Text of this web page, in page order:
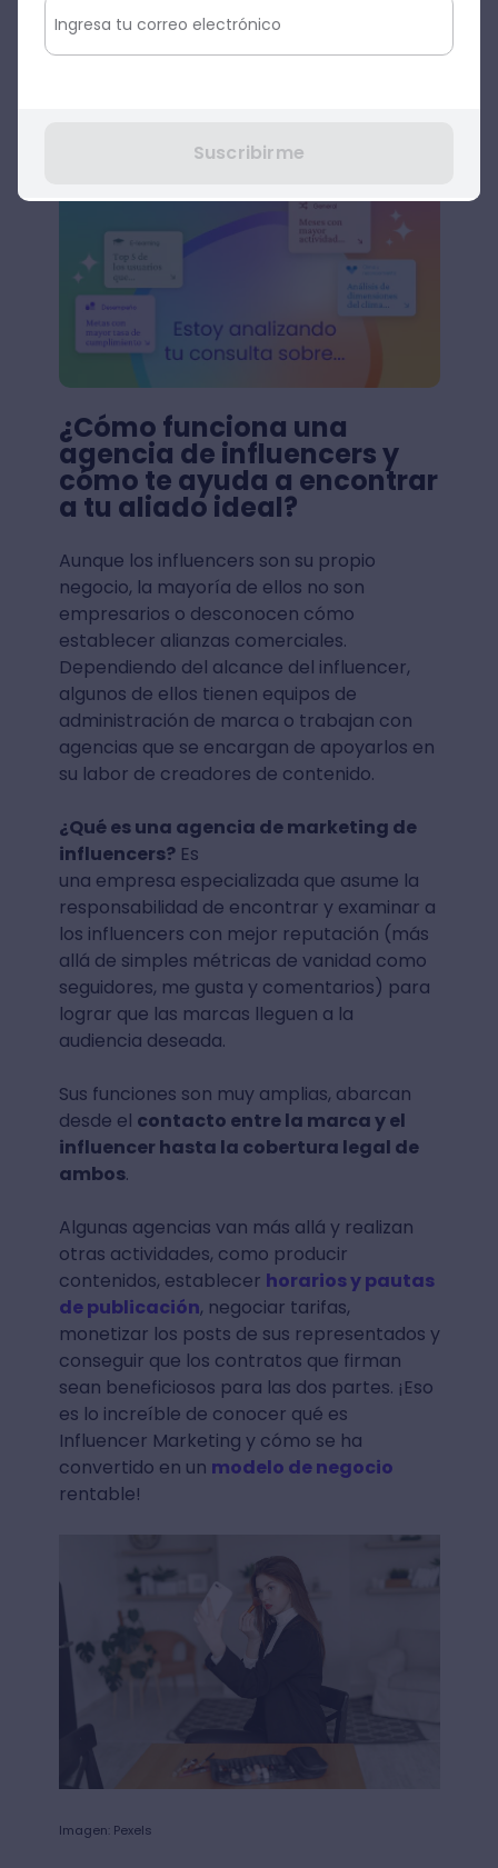
Agenda una demo
¿Cómo funciona una
agencia de influencers y
cómo te ayuda a encontrar
a tu aliado ideal?
Aunque los influencers son su propio
negocio, la mayoría de ellos no son
empresarios o desconocen cómo
establecer alianzas comerciales.
Dependiendo del alcance del influencer,
algunos de ellos tienen equipos de
administración de marca o trabajan con
agencias que se encargan de apoyarlos en
su labor de creadores de contenido.
¿Qué es una agencia de marketing de
influencers?Es
una empresa especializada que asume la
responsabilidad de encontrar y examinar a
los influencers con mejor reputación (más
allá de simples métricas de vanidad como
seguidores, me gusta y comentarios) para
lograr que las marcas lleguen a la
audiencia deseada.
Sus funciones son muy amplias, abarcan
desde el contacto entre la marca y el
influencer hasta la cobertura legal de
ambos.
Algunas agencias van más allá y realizan
otras actividades, como producir
contenidos, establecer horarios y pautas
de publicación, negociar tarifas,
monetizar los posts de sus representados y
conseguir que los contratos que firman
sean beneficiosos para las dos partes. ¡Eso
es lo increíble de conocer qué es
Influencer Marketing y cómo se ha
convertido en un modelo de negocio
rentable!
Imagen: Pexels
Suscribirme